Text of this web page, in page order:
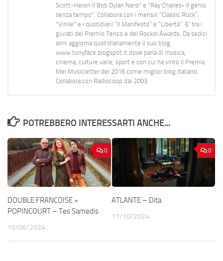
Scott-Heron Il Bob Dylan Nero" e "Ray Charles- Il genio
senza tempo". Collabora con i mensili “Classic Rock”,
"Vinile" e i quotidiani “Il Manifesto” e “Libertà”. E' tra i
giurati del Premio Tenco e del Rockol Awards. Da sedici
anni aggiorna quotidianamente il suo blog
www.tonyface.blogspot.it dove parla di musica,
cinema, culture varie, sport e con cui ha vinto il Premio
Mei Musicletter del 2016 come miglior blog italiano.
Collabora con Radiocoop dal 2003.
POTREBBERO INTERESSARTI ANCHE...
0
DOUBLE FRANCOISE +
POPINCOURT – Tes Samedis
10/06/2024
0
ATLANTE – Dita
17/10/2024